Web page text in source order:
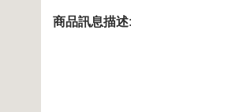
商品訊息描述: